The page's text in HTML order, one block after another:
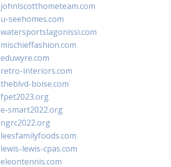
johnlscotthometeam.com
u-seehomes.com
watersportslagonissi.com
mischieffashion.com
eduwyre.com
retro-interiors.com
theblvd-boise.com
fpet2023.org
e-smart2022.org
ngrc2022.org
leesfamilyfoods.com
lewis-lewis-cpas.com
eleontennis.com